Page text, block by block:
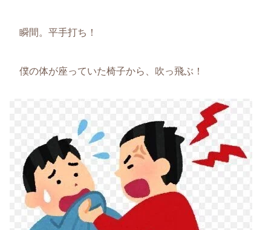
瞬間。平手打ち！
僕の体が座っていた椅子から、吹っ飛ぶ！